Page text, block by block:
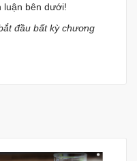
luận bên dưới!
đầu bất kỳ chương